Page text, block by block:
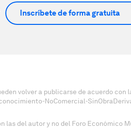
Inscríbete de forma gratuita
volver a publicarse de acuerdo con
NoComercial-
las del autor y no del Foro Económico